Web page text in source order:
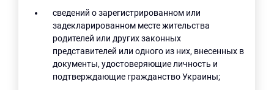
сведений о зарегистрированном или
задекларированном месте жительства
родителей или других законных
представителей или одного из них, внесенных в
документы, удостоверяющие личность и
подтверждающие гражданство Украины;